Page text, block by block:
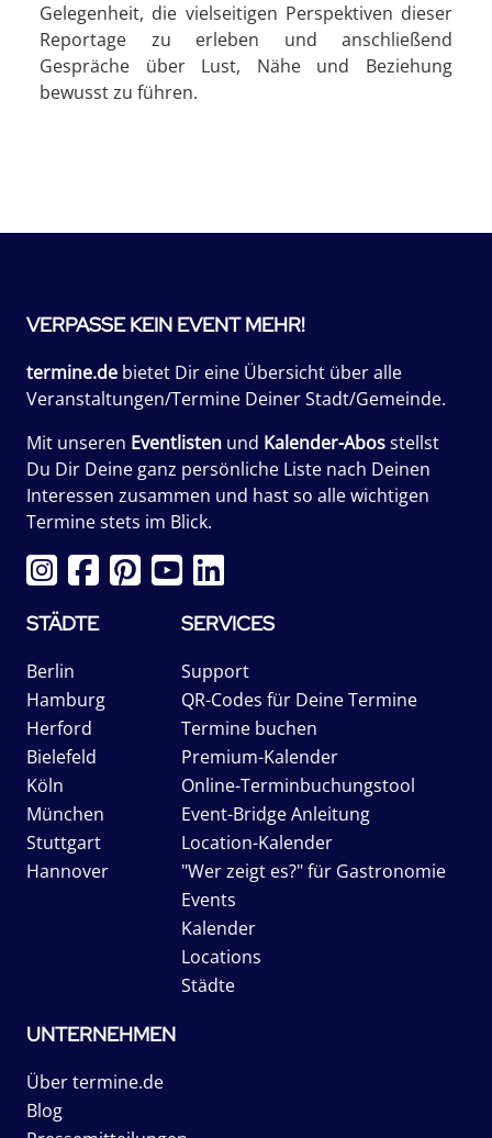
Gelegenheit, die vielseitigen Perspektiven dieser
Reportage zu erleben und anschließend
Gespräche über Lust, Nähe und Beziehung
bewusst zu führen.
VERPASSE KEIN EVENT MEHR!
termine.de bietet Dir eine Übersicht über alle
Veranstaltungen/Termine Deiner Stadt/Gemeinde.
Mit unseren Eventlisten und Kalender-Abosstellst
Du Dir Deine ganz persönliche Liste nach Deinen
Interessen zusammen und hast so alle wichtigen
Termine stets im Blick.
STÄDTE
Berlin
Hamburg
Herford
Bielefeld
Köln
München
Stuttgart
Hannover
SERVICES
Support
QR-Codes für Deine Termine
Termine buchen
Premium-Kalender
Online-Terminbuchungstool
Event-Bridge Anleitung
Location-Kalender
"Wer zeigt es?" für Gastronomie
Events
Kalender
Locations
Städte
UNTERNEHMEN
Über termine.de
Blog